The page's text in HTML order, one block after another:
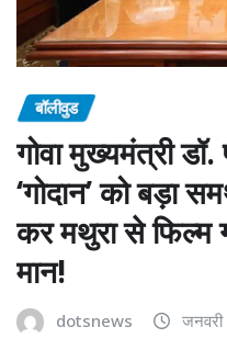
बॉलीवुड
गोवा मुख्यमंत्री
‘गोदान’ को बड़ा
कर मथुरा से फिल्म
मान!
dotsnews